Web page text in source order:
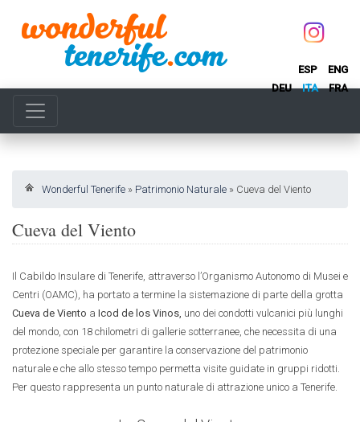
ESP
ENG
DEU
ITA FRA
Wonderful Tenerife » Patrimonio Naturale » Cueva del Viento
Cueva del Viento
Il Cabildo Insulare di Tenerife, attraverso l’Organismo Autonomo di Musei e
Centri (OAMC), ha portato a termine la sistemazione di parte della grotta
Cueva de Viento a Icod de los Vinos, uno dei condotti vulcanici più lunghi
del mondo, con 18 chilometri di gallerie sotterranee, che necessita di una
protezione speciale per garantire la conservazione del patrimonio
naturale e che allo stesso tempo permetta visite guidate in gruppi ridotti.
Per questo rappresenta un punto naturale di attrazione unico a Tenerife.